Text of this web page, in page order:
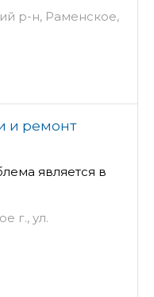
р-н, Раменское,
и ремонт
является в
г., ул.